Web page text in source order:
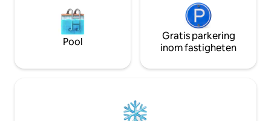
Pool
Gratis parkering
inom fastigheten